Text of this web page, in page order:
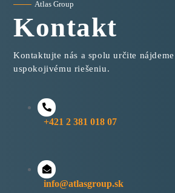
Atlas Group
Kontakt
Kontaktujte nás a spolu určite
uspokojivému riešeniu.
+421 2 381 018 07
info@atlasgroup.sk